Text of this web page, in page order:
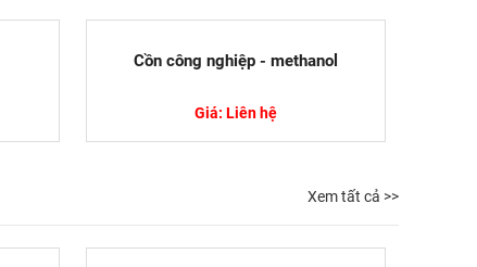
Cồn công nghiệp - methanol
Giá: Liên hệ
Xem tất cả >>